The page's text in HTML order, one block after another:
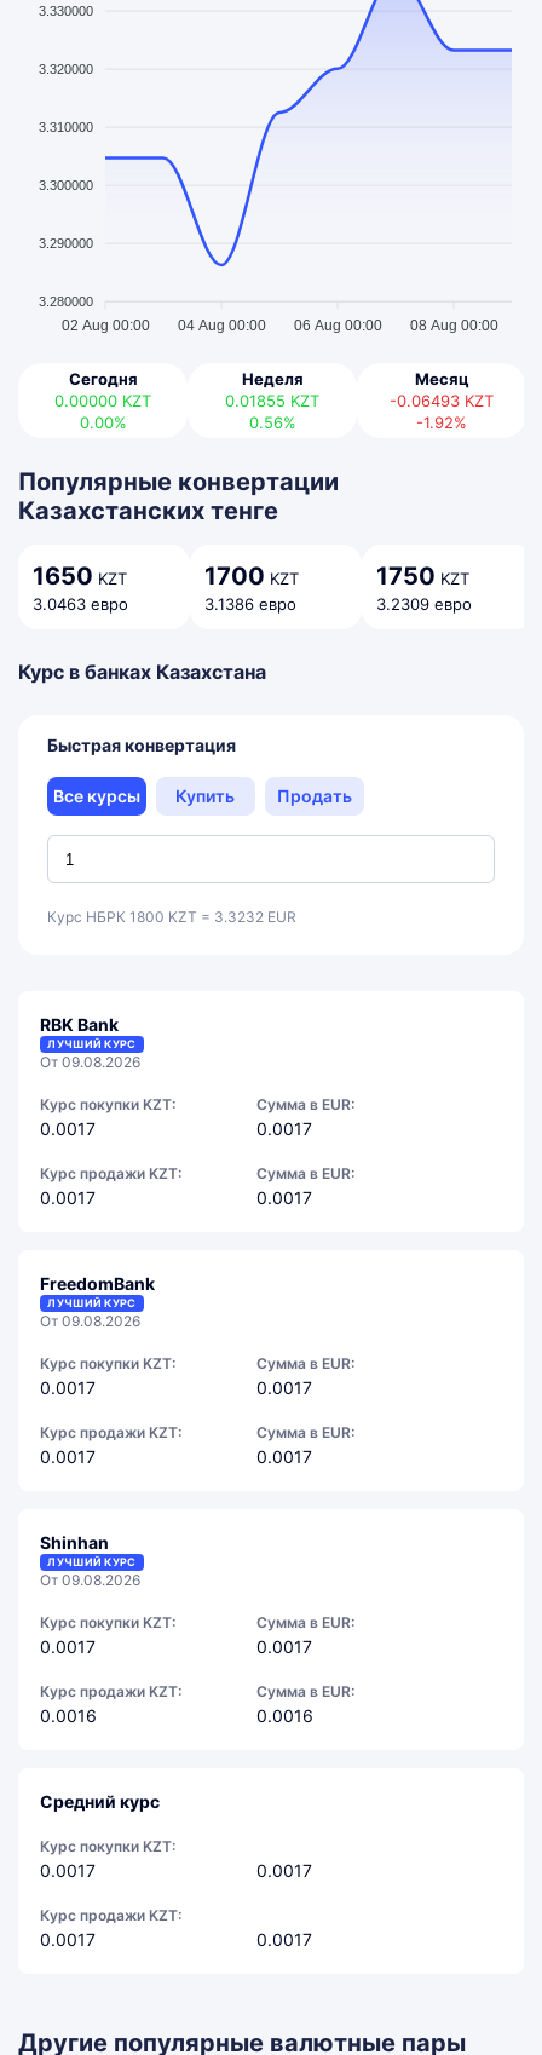
3.330000
3.320000
3.310000
3.300000
3.290000
3.280000
02 Aug 00:00 04 Aug 00:00 06 Aug 00:00 08 Aug 00:00
Сегодня
0.00000 KZT
0.00%
Неделя
0.01855 KZT
0.56%
Месяц
-0.06493 KZT
-1.92%
Популярные конвертации
Казахстанских тенге
1650 KZT
3.0463 евро
1700 KZT
3.1386 евро
1750 KZT
3.2309 евро
Курс в банках Казахстана
Быстрая конвертация
Все курсы Купить Продать
Курс НБРК 1800 KZT = 3.3232 EUR
RBK Bank
ЛУЧШИЙ КУРС
От 09.08.2026
Курс покупки KZT:
0.0017
Сумма в EUR:
0.0017
Курс продажи KZT:
0.0017
Сумма в EUR:
0.0017
FreedomBank
ЛУЧШИЙ КУРС
От 09.08.2026
Курс покупки KZT:
0.0017
Сумма в EUR:
0.0017
Курс продажи KZT:
0.0017
Сумма в EUR:
0.0017
Shinhan
ЛУЧШИЙ КУРС
От 09.08.2026
Курс покупки KZT:
0.0017
Сумма в EUR:
0.0017
Курс продажи KZT:
0.0016
Сумма в EUR:
0.0016
Средний курс
Курс покупки KZT:
0.0017 0.0017
Курс продажи KZT:
0.0017 0.0017
Другие популярные валютные пары